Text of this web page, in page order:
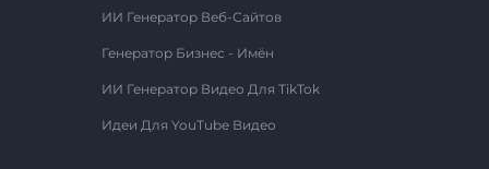
ИИ Генератор Веб-Сайтов
Генератор Бизнес - Имён
ИИ Генератор Видео Для TikTok
Идеи Для YouTube Видео